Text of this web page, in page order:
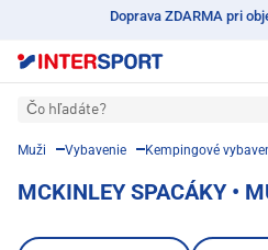
Doprava ZDARMA pri
Čo hľadáte?
Muži Vybavenie Kempingové
MCKINLEY SPACÁKY •